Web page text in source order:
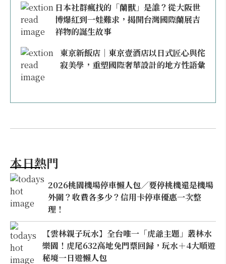
日本社群瘋找的「蘭獸」是誰？從大阪世
博爆紅到一娃難求，揭開台灣國際蘭展吉
祥物的誕生故事
東京新飯店｜東京壹酒店以日式匠心與侘
寂美學，重塑國際奢華設計的地方性語彙
本日熱門
2026桃園機場停車懶人包／要停桃機還是機場
外圍？收費各多少？信用卡停車優惠一次整
理！
【雲林親子玩水】全台唯一「虎爺主題」叢林水
樂園！虎尾632高地免門票回歸，玩水＋4大順遊
秘境一日遊懶人包